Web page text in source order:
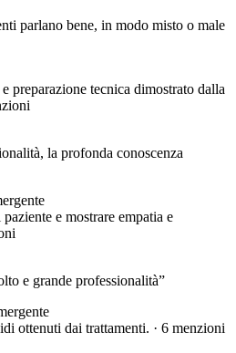
parlano bene, in modo misto o male
preparazione tecnica dimostrato dalla
la profonda conoscenza
e mostrare empatia e
e grande professionalità”
ottenuti dai trattamenti. · 6 menzioni